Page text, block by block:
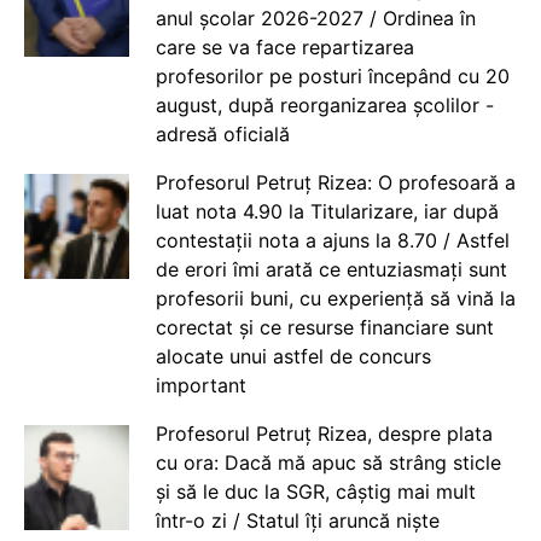
anul școlar 2026-2027 / Ordinea în
care se va face repartizarea
profesorilor pe posturi începând cu 20
august, după reorganizarea școlilor -
adresă oficială
Profesorul Petruț Rizea: O profesoară a
luat nota 4.90 la Titularizare, iar după
contestații nota a ajuns la 8.70 / Astfel
de erori îmi arată ce entuziasmați sunt
profesorii buni, cu experiență să vină la
corectat și ce resurse financiare sunt
alocate unui astfel de concurs
important
Profesorul Petruț Rizea, despre plata
cu ora: Dacă mă apuc să strâng sticle
și să le duc la SGR, câștig mai mult
într-o zi / Statul îți aruncă niște